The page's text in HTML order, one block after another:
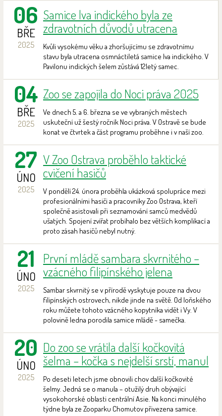
06
BŘE
2025
Samice lva indického byla ze
zdravotních důvodů utracena
Kvůli vysokému věku a zhoršujícímu se zdravotnímu
stavu byla utracena osmnáctiletá samice lva indického. V
Pavilonu indických šelem zůstává 12letý samec.
04
BŘE
2025
Zoo se zapojila do Noci práva 2025
Ve dnech 5. a 6. března se ve vybraných městech
uskuteční už šestý ročník Noci práva. V Ostravě se bude
konat ve čtvrtek a část programu proběhne i v naší zoo.
27
ÚNO
2025
V Zoo Ostrava proběhlo taktické
cvičení hasičů
V pondělí 24. února proběhla ukázková spolupráce mezi
profesionálními hasiči a pracovníky Zoo Ostrava, kteří
společně asistovali při seznamování samců medvědů
ušatých. Spojení zvířat probíhalo bez větších komplikací a
proto zásah hasičů nebyl nutný.
21
ÚNO
2025
První mládě sambara skvrnitého –
vzácného filipínského jelena
Sambar skvrnitý se v přírodě vyskytuje pouze na dvou
filipínských ostrovech, nikde jinde na světě. Od loňského
roku můžete tohoto vzácného kopytníka vidět i Vy. V
polovině ledna porodila samice mládě - samečka.
20
ÚNO
2025
Do zoo se vrátila další kočkovitá
šelma – kočka s nejdelší srstí, manul
Po deseti letech jsme obnovili chov další kočkovité
šelmy. Jedná se o manula – otužilý druh obývající
vysokohorské oblasti centrální Asie. Na konci minulého
týdne byla ze Zooparku Chomutov přivezena samice.